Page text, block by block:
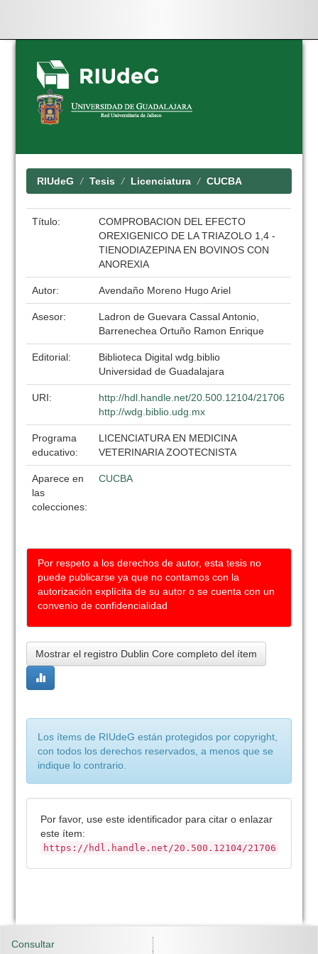
Skip
navigation
RIUdeG Tesis Licenciatura CUCBA
Título:
COMPROBACION DEL EFECTO
OREXIGENICO DE LA TRIAZOLO 1,4 -
TIENODIAZEPINA EN BOVINOS CON
ANOREXIA
Autor: Avendaño Moreno Hugo Ariel
Asesor:
Ladron de Guevara Cassal Antonio,
Barrenechea Ortuño Ramon Enrique
Editorial:
Biblioteca Digital wdg.biblio
Universidad de Guadalajara
URI:
http://hdl.handle.net/20.500.12104/21706
http://wdg.biblio.udg.mx
Programa
educativo:
LICENCIATURA EN MEDICINA
VETERINARIA ZOOTECNISTA
Aparece en
las
colecciones:
CUCBA
Por respeto a los derechos de autor, esta tesis no
puede publicarse ya que no contamos con la
autorización explícita de su autor o se cuenta con un
convenio de confidencialidad
Mostrar el registro Dublin Core completo del ítem
Los ítems de RIUdeG están protegidos por copyright,
con todos los derechos reservados, a menos que se
indique lo contrario.
Por favor, use este identificador para citar o enlazar
este ítem:
https://hdl.handle.net/20.500.12104/21706
Consultar